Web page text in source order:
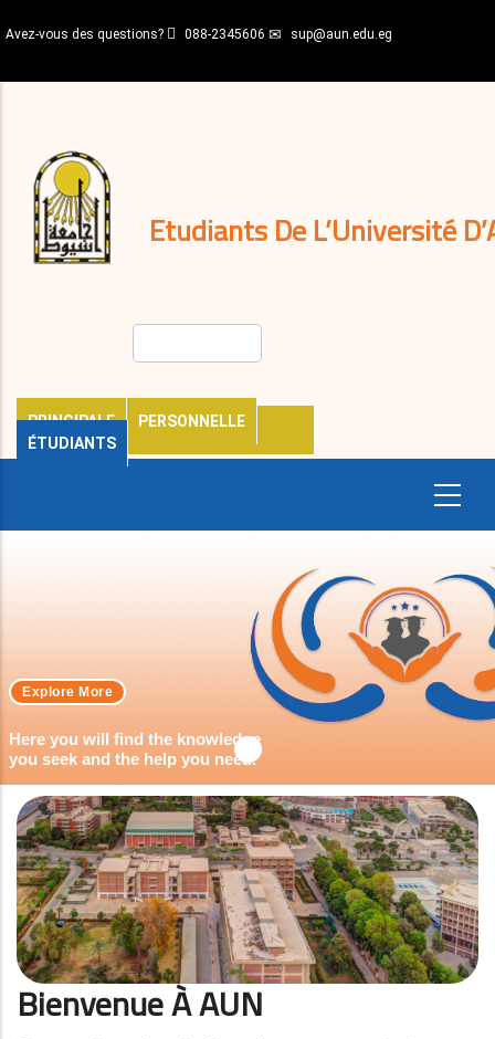
au
principal
Avez-vous des questions? 088-2345606 sup@aun.edu.eg
Etudiants De L’Université
PRINCIPALE
PERSONNELLE
ÉTUDIANTS
décisions
Expatriés
Journal
Here you will find the knowledge
you seek and the help you need.
Explore More
Bienvenue À AUN